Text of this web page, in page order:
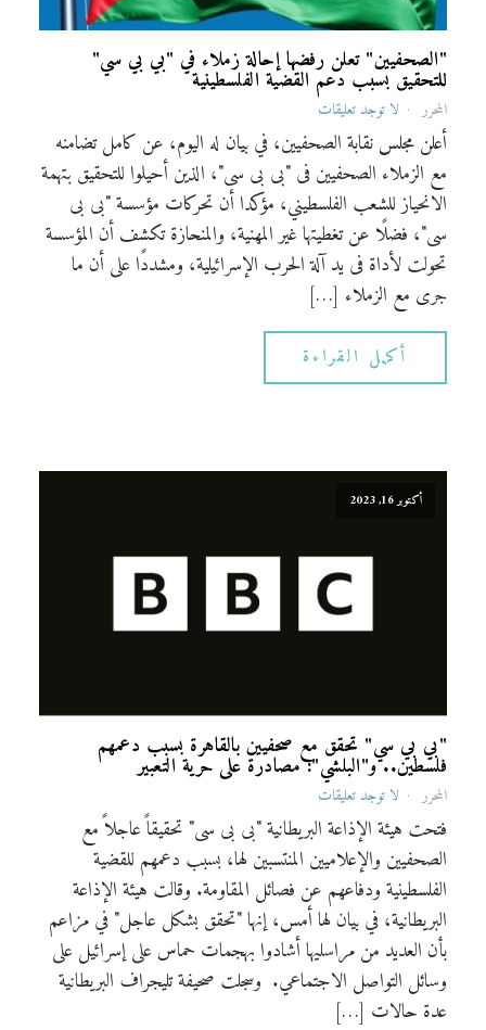
"الصحفيين" تعلن رفضها إحالة زملاء في "بي بي سي"
للتحقيق بسبب دعم القضية الفلسطينية
المحرر لا توجد تعليقات
أعلن مجلس نقابة الصحفيين، في بيان له اليوم، عن كامل تضامنه
مع الزملاء الصحفيين فى "بى بى سى"، الذين أحيلوا للتحقيق بتهمة
الانحياز للشعب الفلسطيني، مؤكدا أن تحركات مؤسسة "بى بى
سى"، فضلًا عن تغطيتها غير المهنية، والمنحازة تكشف أن المؤسسة
تحولت لأداة فى يد آلة الحرب الإسرائيلية، ومشددًا على أن ما
جرى مع الزملاء […]
أكمل القراءة
أكتوبر 16, 2023
"بي بي سي" تحقق مع صحفيين بالقاهرة بسبب دعمهم
فلسطين.. و"البلشي": مصادرة على حرية التعبير
المحرر لا توجد تعليقات
فتحت هيئة الإذاعة البريطانية "بى بى سى" تحقيقاً عاجلاً مع
الصحفيين والإعلاميين المنتسبين لها، بسبب دعمهم للقضية
الفلسطينية ودفاعهم عن فصائل المقاومة. وقالت هيئة الإذاعة
البريطانية، في بيان لها أمس، إنها "تحقق بشكل عاجل" في مزاعم
بأن العديد من مراسليها أشادوا بهجمات حماس على إسرائيل على
وسائل التواصل الاجتماعي. وسجلت صحيفة تليجراف البريطانية
عدة حالات […]